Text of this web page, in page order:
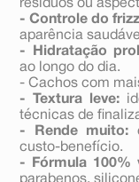
resíduos ou
- Controle do
aparência
- Hidratação
ao longo do dia.
- Cachos com
- Textura leve:
técnicas de
- Rende muito:
custo-benefício.
- Fórmula 100%